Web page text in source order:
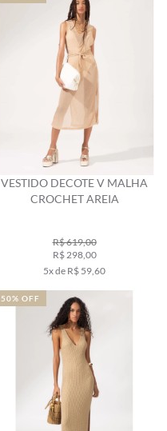
VESTIDO DECOTE V MALHA
CROCHET AREIA
R$ 619,00
R$ 298,00
5x de R$ 59,60
50% OFF